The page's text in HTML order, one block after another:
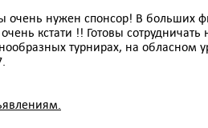
очень нужен спонсор! В больших
кстати !! Готовы
турнирах, на обласном